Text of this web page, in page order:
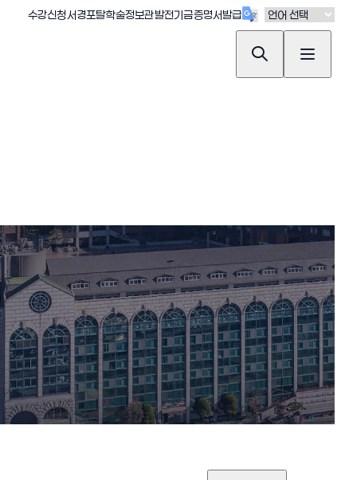
수강신청(새창 열림)
서경포탈(새창 열림)
학술정보관(새창 열림)
발전기금(새창 열림)
증명서발급(새창 열림)